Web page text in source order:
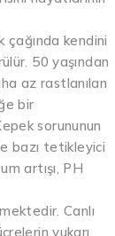
çağında kendini
50 yaşından
az rastlanılan
bir
sorununun
bazı tetikleyici
artışı, PH
Canlı
yukarı